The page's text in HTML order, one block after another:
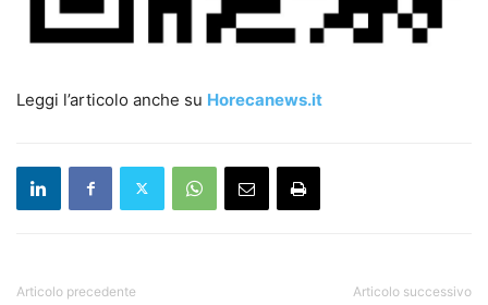
Leggi l’articolo anche su Horecanews.it
Articolo precedente Articolo successivo